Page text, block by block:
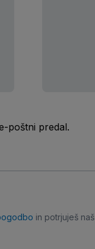
poštni predal.
in potrjuješ naš